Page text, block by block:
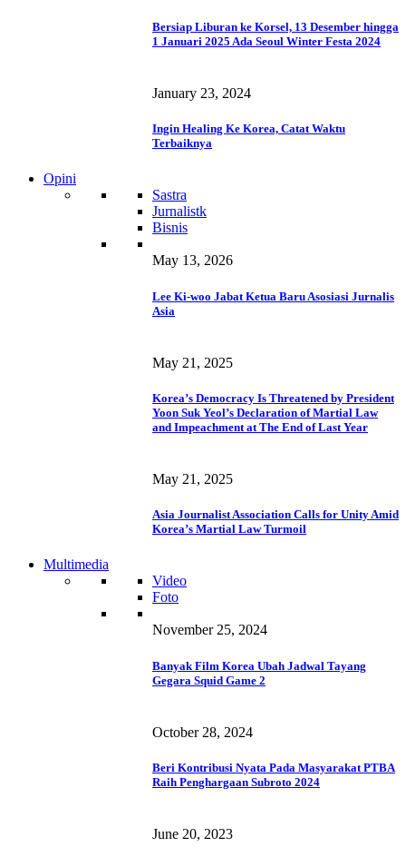
Bersiap Liburan ke Korsel, 13 Desember hingga
1 Januari 2025 Ada Seoul Winter Festa 2024
January 23, 2024
Ingin Healing Ke Korea, Catat Waktu
Terbaiknya
Opini
Sastra
Jurnalistk
Bisnis
May 13, 2026
Lee Ki-woo Jabat Ketua Baru Asosiasi Jurnalis
Asia
May 21, 2025
Korea’s Democracy Is Threatened by President
Yoon Suk Yeol’s Declaration of Martial Law
and Impeachment at The End of Last Year
May 21, 2025
Asia Journalist Association Calls for Unity Amid
Korea’s Martial Law Turmoil
Multimedia
Video
Foto
November 25, 2024
Banyak Film Korea Ubah Jadwal Tayang
Gegara Squid Game 2
October 28, 2024
Beri Kontribusi Nyata Pada Masyarakat PTBA
Raih Penghargaan Subroto 2024
June 20, 2023